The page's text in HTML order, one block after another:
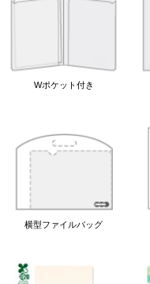
Wポケット付き
横型ファイルバッグ